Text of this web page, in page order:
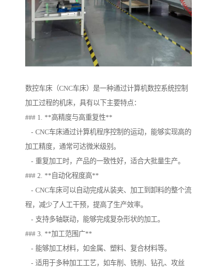
数控车床（CNC车床）是一种通过计算机数控系统控制
加工过程的机床，具有以下主要特点：
### 1. **高精度与高重复性**
- CNC车床通过计算机程序控制的运动，能够实现高的
加工精度，通常可达微米级别。
- 重复加工时，产品的一致性好，适合大批量生产。
### 2. **自动化程度高**
- CNC车床可以自动完成从装夹、加工到卸料的整个流
程，减少了人工干预，提高了生产效率。
- 支持多轴联动，能够完成复杂形状的加工。
### 3. **加工范围广**
- 能够加工材料，如金属、塑料、复合材料等。
- 适用于多种加工工艺，如车削、铣削、钻孔、攻丝